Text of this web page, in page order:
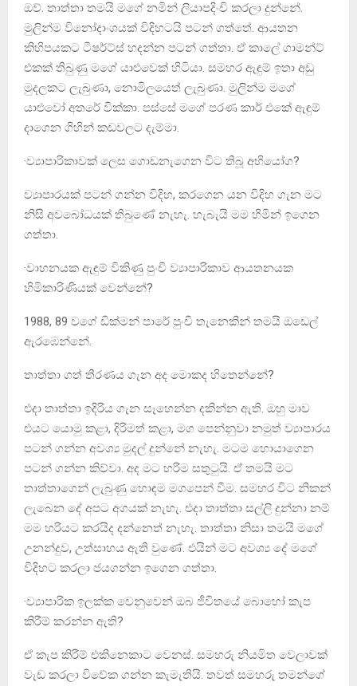
ඔව්. තාත්තා තමයි මගේ නමින් ලියාපදිංචි කරලා දුන්නේ.
මුලින්ම විනෝදාංශයක් විදිහටයි පටන් ගත්තේ. ආයතන
කිහිපයකට ටීෂර්ට්ස් හදන්න පටන් ගත්තා. ඒ කාලේ ගාමන්ට්
එකක් තිබුණු මගේ යාළුවෙක් හිටියා. සමහර ඇඳුම් ඉතා අඩු
මුදලකට ලැබුණා, නොමිලයෙත් ලැබුණා. මුලින්ම මගේ
යාළුවෝ අතරේ වික්කා. පස්සේ මගේ පරණ කාර් එකේ ඇඳුම්
දාගෙන ගිහින් කඩවලට දැම්මා.
·ව්‍යාපාරිකාවක් ලෙස ගොඩනැගෙන විට තිබූ අභියෝග?
ව්‍යාපාරයක් පටන් ගන්න විදිහ, කරගෙන යන විදිහ ගැන මට
නිසි අවබෝධයක් තිබුණේ නැහැ. හැබැයි මම හිමින් ඉගෙන
ගත්තා.
·වාහනයක ඇඳුම් විකිණු පුංචි ව්‍යාපාරිකාව ආයතනයක
හිමිකාරිණියක් වෙන්නේ?
1988, 89 වගේ ඩික්මන් පාරේ පුංචි තැනෙකින් තමයි ඔඩෙල්
ඇරඹෙන්නේ.
තාත්තා ගත් තීරණය ගැන අද මොකද හිතෙන්නේ?
එදා තාත්තා ඉදිරිය ගැන සෑහෙන්න දකින්න ඇති. ඔහු මාව
එයට යොමු කළා, දිරිමත් කළා, මග පෙන්නුවා නමුත් ව්‍යාපාරය
පටන් ගන්න අවශ්‍ය මුදල් දුන්නේ නැහැ. මටම හොයාගෙන
පටන් ගන්න කිව්වා. අද මට හරිම සතුටුයි. ඒ තමයි මට
තාත්තාගෙන් ලැබුණු හොඳම මගපෙන් වීම. සමහර විට නිකන්
ලැබෙන දේ අපට අගයක් නැහැ. එදා තාත්තා සල්ලි දුන්නා නම්
මම හරියට කරයිද දන්නෙත් නැහැ. තාත්තා නිසා තමයි මගේ
උනන්දුව, උත්සාහය ඇති වුණේ. එයින් මට අවශ්‍ය දේ මගේ
විදිහට කරලා ජයගන්න ඉගෙන ගත්තා.
·ව්‍යාපාරික ඉලක්ක වෙනුවෙන් ඔබ ජීවිතයේ බොහෝ කැප
කිරීම් කරන්න ඇති?
ඒ කැප කිරීම් එකිනෙකාට වෙනස්. සමහරු නියමිත වෙලාවක්
වැඩ කරලා විවේක ගන්න කැමැතියි. තවත් සමහරු තමන්ගේ